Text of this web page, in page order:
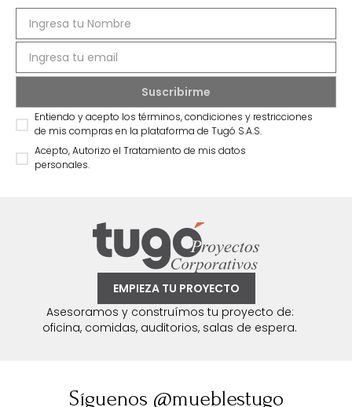
Entiendo y acepto los términos, condiciones y restricciones
de mis compras en la plataforma de Tugó S.A.S.
Acepto, Autorizo el Tratamiento de mis datos
personales.
EMPIEZA TU PROYECTO
Asesoramos y construímos tu proyecto de:
oficina, comidas, auditorios, salas de espera.
Síguenos @mueblestugo